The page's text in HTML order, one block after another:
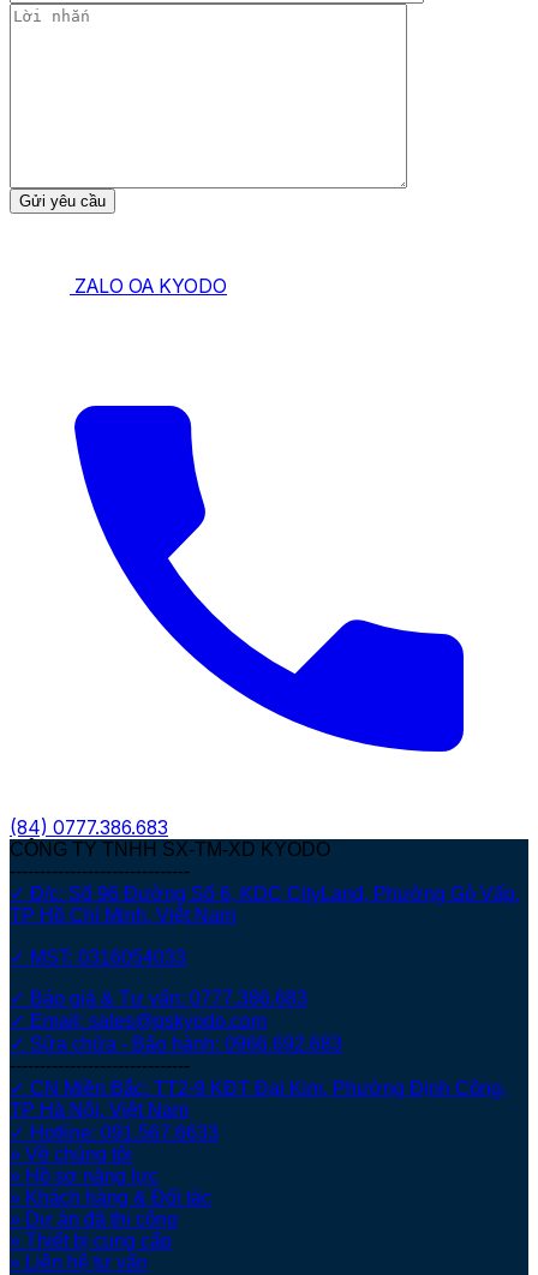
ZALO OA KYODO
(84) 0777.386.683
CÔNG TY TNHH SX-TM-XD KYODO
------------------------------
✓ Đ/c: Số 96 Đường Số 6, KDC CityLand, Phường Gò Vấp,
TP Hồ Chí Minh, Việt Nam
✓ MST: 0316054033
✓ Báo giá & Tư vấn: 0777.386.683
✓ Email: sales@pskyodo.com
✓ Sửa chữa - Bảo hành: 0966.692.683
------------------------------
✓ CN Miền Bắc: TT2-9 KĐT Đại Kim, Phường Định Công,
TP Hà Nội, Việt Nam
✓ Hotline: 091.567.6633
» Về chúng tôi
» Hồ sơ năng lực
» Khách hàng & Đối tác
» Dự án đã thi công
» Thiết bị cung cấp
» Liên hệ tư vấn